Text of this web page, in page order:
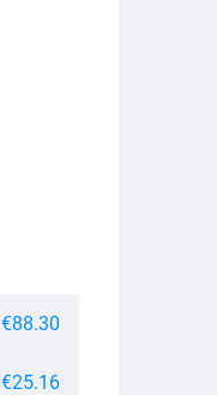
€88.30
€25.16